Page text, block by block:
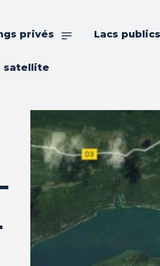
privés Lacs publics
satellite